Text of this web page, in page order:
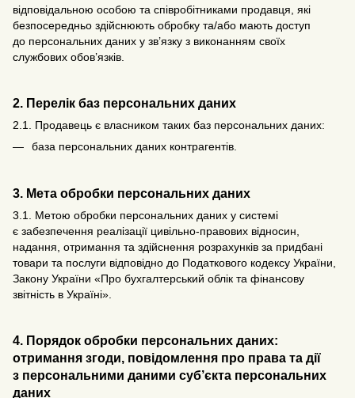
відповідальною особою та співробітниками продавця, які
безпосередньо здійснюють обробку та/або мають доступ
до персональних даних у зв’язку з виконанням своїх
службових обов’язків.
2. Перелік баз персональних даних
2.1. Продавець є власником таких баз персональних даних:
база персональних даних контрагентів.
3. Мета обробки персональних даних
3.1. Метою обробки персональних даних у системі
є забезпечення реалізації цивільно-правових відносин,
надання, отримання та здійснення розрахунків за придбані
товари та послуги відповідно до Податкового кодексу України,
Закону України «Про бухгалтерський облік та фінансову
звітність в Україні».
4. Порядок обробки персональних даних:
отримання згоди, повідомлення про права та дії
з персональними даними суб’єкта персональних
даних